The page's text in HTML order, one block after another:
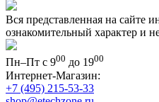
Вся представленная на сайте
ознакомительный характер и
Пн–Пт с 900 до 1900
Интернет-Магазин:
+7 (495) 215-53-33